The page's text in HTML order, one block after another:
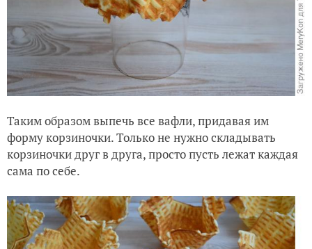
Таким образом выпечь все вафли, придавая им
форму корзиночки. Только не нужно складывать
корзиночки друг в друга, просто пусть лежат каждая
сама по себе.